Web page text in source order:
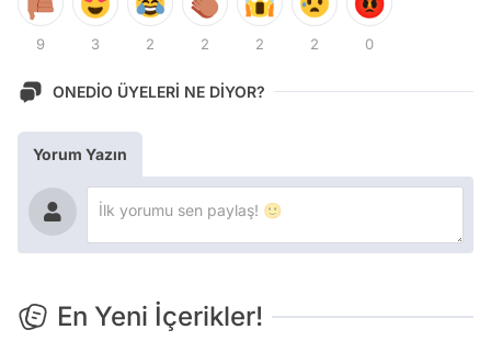
9 3 2 2 2 2 0
ONEDİO ÜYELERİ NE DİYOR?
Yorum Yazın
En Yeni İçerikler!